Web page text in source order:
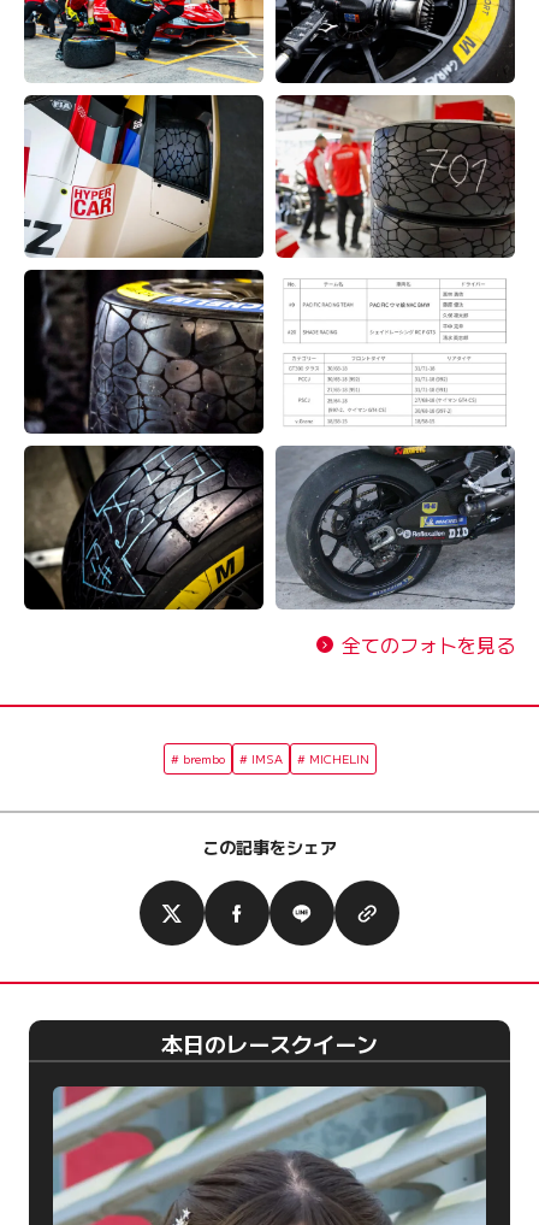
全てのフォトを見る
brembo IMSA MICHELIN
この記事をシェア
本日のレースクイーン